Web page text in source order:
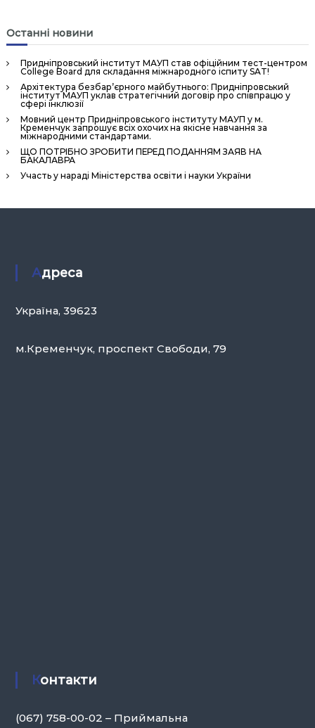
я
П
е
р
с
о
н
л
Останні новини
Придніпровський інститут МАУП став офіційним тест-центром
College Board для складання міжнародного іспиту SAT!
Архітектура безбар’єрного майбутнього: Придніпровський
інститут МАУП уклав стратегічний договір про співпрацю у
сфері інклюзії
Мовний центр Придніпровського інституту МАУП у м.
Кременчук запрошує всіх охочих на якісне навчання за
міжнародними стандартами.
ЩО ПОТРІБНО ЗРОБИТИ ПЕРЕД ПОДАННЯМ ЗАЯВ НА
БАКАЛАВРА
Участь у нараді Міністерства освіти і науки України
Адреса
Україна, 39623
м.Кременчук, проспект Свободи, 79
Контакти
(067) 758-00-02 – Приймальна